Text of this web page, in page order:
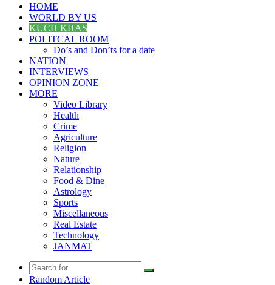
HOME
WORLD BY US
KUCH KHAS
POLITCAL ROOM
Do’s and Don’ts for a date
NATION
INTERVIEWS
OPINION ZONE
MORE
Video Library
Health
Crime
Agriculture
Religion
Nature
Relationship
Food & Dine
Astrology
Sports
Miscellaneous
Real Estate
Technology
JANMAT
Random Article